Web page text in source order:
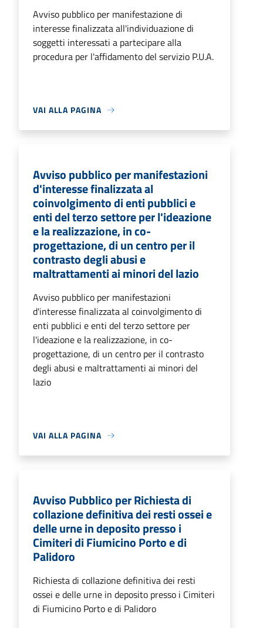
Avviso pubblico per manifestazione di
interesse finalizzata all'individuazione di
soggetti interessati a partecipare alla
procedura per l'affidamento del servizio P.U.A.
VAI ALLA PAGINA
Avviso pubblico per manifestazioni
d'interesse finalizzata al
coinvolgimento di enti pubblici e
enti del terzo settore per l'ideazione
e la realizzazione, in co-
progettazione, di un centro per il
contrasto degli abusi e
maltrattamenti ai minori del lazio
Avviso pubblico per manifestazioni
d'interesse finalizzata al coinvolgimento di
enti pubblici e enti del terzo settore per
l'ideazione e la realizzazione, in co-
progettazione, di un centro per il contrasto
degli abusi e maltrattamenti ai minori del
lazio
VAI ALLA PAGINA
Avviso Pubblico per Richiesta di
collazione definitiva dei resti ossei e
delle urne in deposito presso i
Cimiteri di Fiumicino Porto e di
Palidoro
Richiesta di collazione definitiva dei resti
ossei e delle urne in deposito presso i Cimiteri
di Fiumicino Porto e di Palidoro